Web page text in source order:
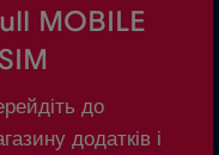
MOBILE
до
додатків і